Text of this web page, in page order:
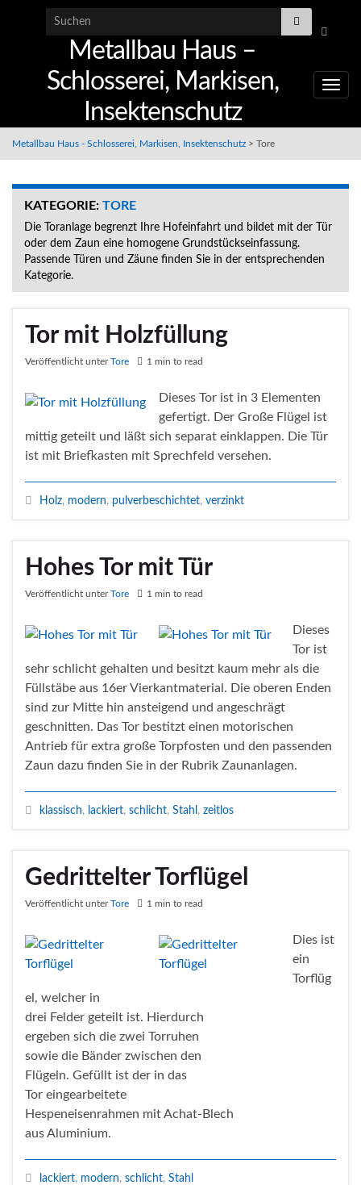
Search for:
Metallbau Haus –
Schlosserei, Markisen,
Insektenschutz
Metallbau Haus - Schlosserei, Markisen, Insektenschutz > Tore
KATEGORIE: TORE
Die Toranlage begrenzt Ihre Hofeinfahrt und bildet mit der Tür
oder dem Zaun eine homogene Grundstückseinfassung.
Passende Türen und Zäune finden Sie in der entsprechenden
Kategorie.
Tor mit Holzfüllung
Veröffentlicht unterTore 1 min to read
Dieses Tor ist in 3 Elementen
gefertigt. Der Große Flügel ist
mittig geteilt und läßt sich separat einklappen. Die Tür
ist mit Briefkasten mit Sprechfeld versehen.
Holz, modern, pulverbeschichtet, verzinkt
Hohes Tor mit Tür
Veröffentlicht unterTore 1 min to read
Dieses
Tor ist
sehr schlicht gehalten und besitzt kaum mehr als die
Füllstäbe aus 16er Vierkantmaterial. Die oberen Enden
sind zur Mitte hin ansteigend und angeschrägt
geschnitten. Das Tor bestitzt einen motorischen
Antrieb für extra große Torpfosten und den passenden
Zaun dazu finden Sie in der Rubrik Zaunanlagen.
klassisch, lackiert, schlicht, Stahl , zeitlos
Gedrittelter Torflügel
Veröffentlicht unterTore 1 min to read
Dies ist
ein
Torflüg
el, welcher in
drei Felder geteilt ist. Hierdurch
ergeben sich die zwei Torruhen
sowie die Bänder zwischen den
Flügeln. Gefüllt ist der in das
Tor eingearbeitete
Hespeneisenrahmen mit Achat-Blech
aus Aluminium.
lackiert, modern, schlicht, Stahl